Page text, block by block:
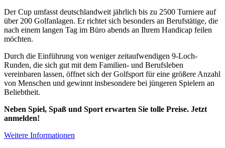
Der Cup umfasst deutschlandweit jährlich bis zu 2500 Turniere auf
über 200 Golfanlagen. Er richtet sich besonders an Berufstätige, die
nach einem langen Tag im Büro abends an Ihrem Handicap feilen
möchten.
Durch die Einführung von weniger zeitaufwendigen 9-Loch-
Runden, die sich gut mit dem Familien- und Berufsleben
vereinbaren lassen, öffnet sich der Golfsport für eine größere Anzahl
von Menschen und gewinnt insbesondere bei jüngeren Spielern an
Beliebtheit.
Neben Spiel, Spaß und Sport erwarten Sie tolle Preise. Jetzt
anmelden!
Weitere Informationen